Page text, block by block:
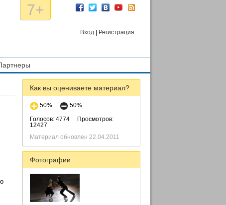
7+
Вход Регистрация
Как вы оцениваете материал?
50%
50%
Голосов: 4774
Просмотров:
12427
Материал обновлен 22.04.2011
Фотографии